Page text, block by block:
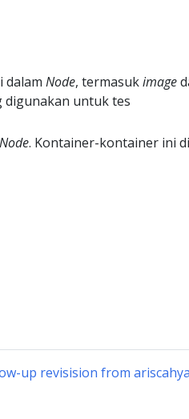
dalam Node, termasukimage
digunakan untuk tes
Node. Kontainer-kontainer ini
up revisision from